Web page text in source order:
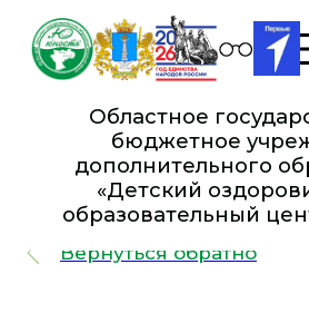
Областное государственное
дополнительного образования
«Детский оздоровительно-
образовательный це нтр Юность»
Вернуться обратно
Олимпиада